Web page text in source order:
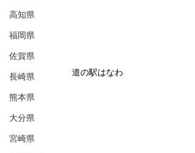
高知県
福岡県
佐賀県
長崎県
熊本県
大分県
宮崎県
道の駅はなわ